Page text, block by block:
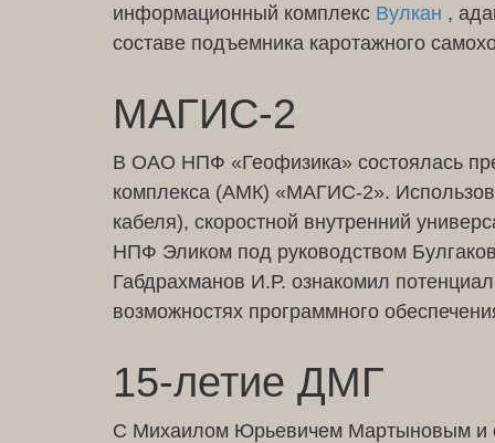
информационный комплекс Вулкан ,
составе подъемника каротажного
МАГИС-2
В ОАО НПФ «Геофизика» состоялась
комплекса (АМК) «МАГИС-2».
кабеля), скоростной внутренний
НПФ Эликом под руководством
Габдрахманов И.Р. ознакомил
возможностях программного
15-летие ДМГ
С Михаилом Юрьевичем Мартыновым и